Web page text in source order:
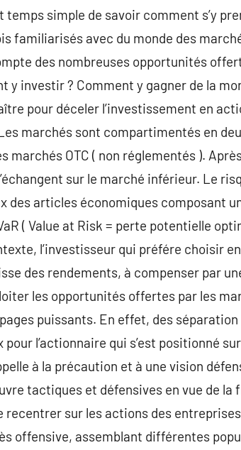
simple de savoir comment s’y
familiarisés avec du monde des
des nombreuses opportunités
y investir ? Comment y gagner de la
pour déceler l’investissement en
marchés sont compartimentés en
marchés OTC ( non réglementés ).
sur le marché inférieur. Le
articles économiques composant
( Value at Risk = perte potentielle
l’investisseur qui préfére choisir
des rendements, à compenser par
les opportunités offertes par les
puissants. En effet, des
l’actionnaire qui s’est positionné
à la précaution et à une vision
tactiques et défensives en vue de la
sur les actions des
offensive, assemblant différentes